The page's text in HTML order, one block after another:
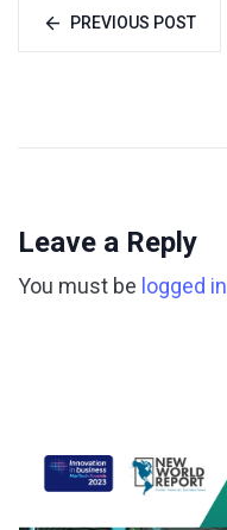
PREVIOUS POST
Leave a Reply
You must be logged in